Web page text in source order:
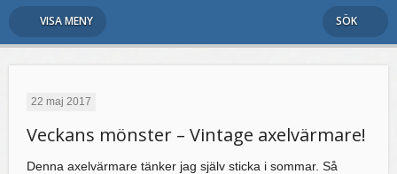
VISA MENY SÖK
22 maj 2017
Veckans mönster – Vintage axelvärmare!
Denna axelvärmare tänker jag själv sticka i sommar. Så